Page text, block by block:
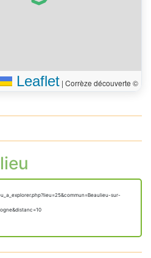
place des Pères
Vous êtes arrivé à votre
destination
0 m
Leaflet | Corrèze découverte ©
sur-